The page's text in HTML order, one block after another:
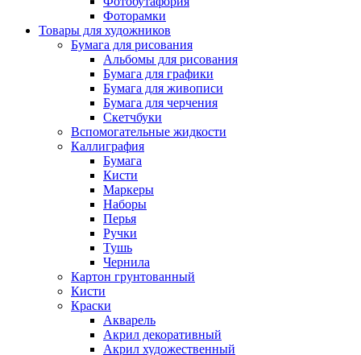
Фоторамки
Товары для художников
Бумага для рисования
Альбомы для рисования
Бумага для графики
Бумага для живописи
Бумага для черчения
Скетчбуки
Вспомогательные жидкости
Каллиграфия
Бумага
Кисти
Маркеры
Наборы
Перья
Ручки
Тушь
Чернила
Картон грунтованный
Кисти
Краски
Акварель
Акрил декоративный
Акрил художественный